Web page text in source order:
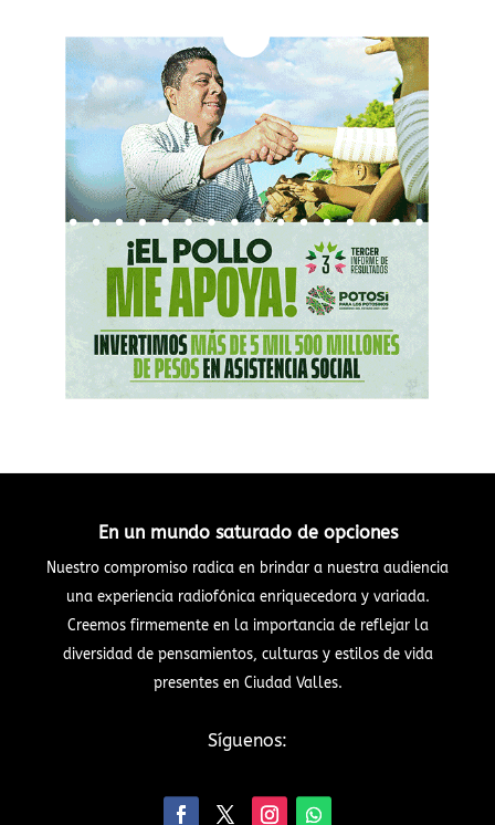
En un mundo saturado de opciones
Nuestro compromiso radica en brindar a nuestra audiencia
una experiencia radiofónica enriquecedora y variada.
Creemos firmemente en la importancia de reflejar la
diversidad de pensamientos, culturas y estilos de vida
presentes en Ciudad Valles.
Síguenos: